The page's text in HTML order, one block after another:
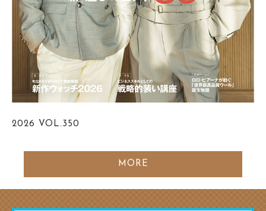
2026 VOL.350
MORE